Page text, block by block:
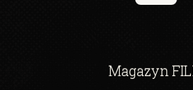
Magazyn